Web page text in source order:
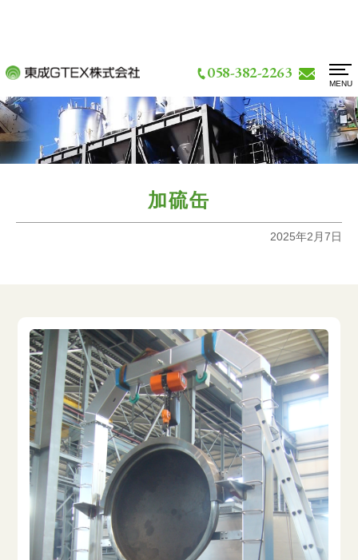
MENU
058-382-2263
加硫缶
2025年2月7日
お問い合わせ
新着情報 アクセス
よくあるご質問
採用情報
新着情報
お問い合わせ
個人情報保護方針
サイトマップ